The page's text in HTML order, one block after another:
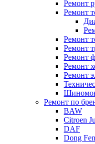
Ремонт
Ремонт
Ремонт
Ремонт
Ремонт
Ремонт
Ремонт
Ремонт по
BAW
Citroen
DAF
Dong